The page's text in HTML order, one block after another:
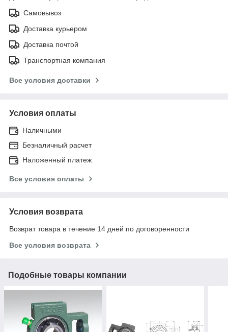
Самовывоз
Доставка курьером
Доставка почтой
Транспортная компания
Все условия доставки
Условия оплаты
Наличными
Безналичный расчет
Наложенный платеж
Все условия оплаты
Условия возврата
Возврат товара в течение 14 дней по договоренности
Все условия возврата
Подобные товары компании